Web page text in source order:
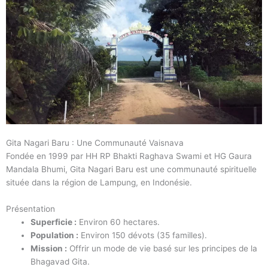
Gita Nagari Baru : Une Communauté Vaisnava
Fondée en 1999 par HH RP Bhakti Raghava Swami et HG Gaura
Mandala Bhumi, Gita Nagari Baru est une communauté spirituelle
située dans la région de Lampung, en Indonésie.
Présentation
Superficie : Environ 60 hectares.
Population : Environ 150 dévots (35 familles).
Mission : Offrir un mode de vie basé sur les principes de la
Bhagavad Gita.